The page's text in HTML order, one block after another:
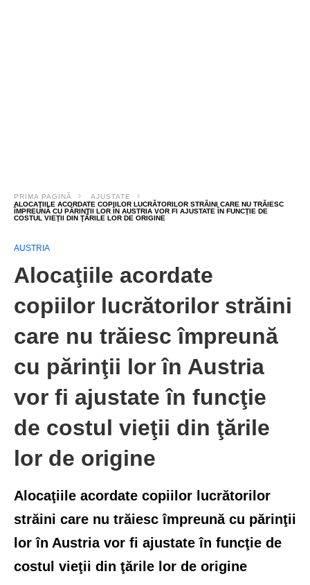
PRIMA PAGINĂ
AJUSTATE
ALOCAŢIILE ACORDATE COPIILOR LUCRĂTORILOR STRĂINI CARE NU TRĂIESC
ÎMPREUNĂ CU PĂRINŢII LOR ÎN AUSTRIA VOR FI AJUSTATE ÎN FUNCŢIE DE
COSTUL VIEŢII DIN ŢĂRILE LOR DE ORIGINE
AUSTRIA
Alocaţiile acordate
copiilor lucrătorilor străini
care nu trăiesc împreună
cu părinţii lor în Austria
vor fi ajustate în funcţie
de costul vieţii din ţările
lor de origine
Alocaţiile acordate copiilor lucrătorilor
străini care nu trăiesc împreună cu părinţii
lor în Austria vor fi ajustate în funcţie de
costul vieţii din ţările lor de origine